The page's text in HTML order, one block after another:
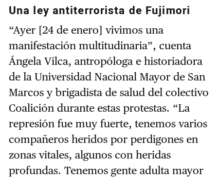
Una ley antiterrorista de Fujimori
“Ayer [24 de enero] vivimos una
manifestación multitudinaria”, cuenta
Ángela Vilca, antropóloga e historiadora
de la Universidad Nacional Mayor de San
Marcos y brigadista de salud del colectivo
Coalición durante estas protestas. “La
represión fue muy fuerte, tenemos varios
compañeros heridos por perdigones en
zonas vitales, algunos con heridas
profundas. Tenemos gente adulta mayor